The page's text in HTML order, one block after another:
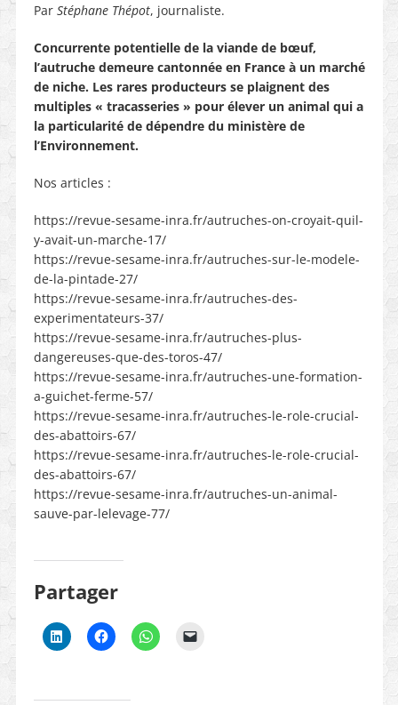
Par Stéphane Thépot, journaliste.
Concurrente potentielle de la viande de bœuf,
l’autruche demeure cantonnée en France à un marché
de niche. Les rares producteurs se plaignent des
multiples « tracasseries » pour élever un animal qui a
la particularité de dépendre du ministère de
l’Environnement.
Nos articles :
https://revue-sesame-inra.fr/autruches-on-croyait-quil-
y-avait-un-marche-17/
https://revue-sesame-inra.fr/autruches-sur-le-modele-
de-la-pintade-27/
https://revue-sesame-inra.fr/autruches-des-
experimentateurs-37/
https://revue-sesame-inra.fr/autruches-plus-
dangereuses-que-des-toros-47/
https://revue-sesame-inra.fr/autruches-une-formation-
a-guichet-ferme-57/
https://revue-sesame-inra.fr/autruches-le-role-crucial-
des-abattoirs-67/
https://revue-sesame-inra.fr/autruches-le-role-crucial-
des-abattoirs-67/
https://revue-sesame-inra.fr/autruches-un-animal-
sauve-par-lelevage-77/
Partager